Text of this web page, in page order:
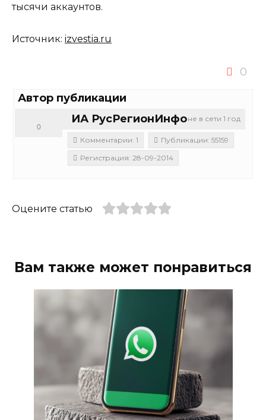
тысячи аккаунтов.
Источник: izvestia.ru
0
Автор публикации
не в сети 1 год
ИА РусРегионИнфо
0
Комментарии: 1
Публикации: 55159
Регистрация: 28-09-2014
Оцените статью
Вам также может понравиться